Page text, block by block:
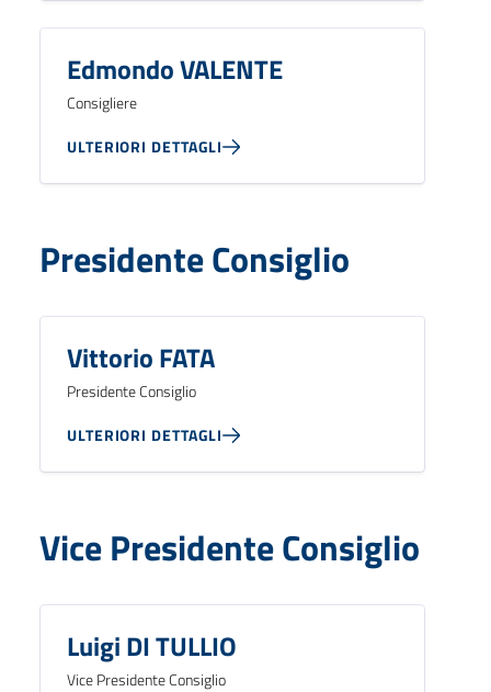
Edmondo VALENTE
Consigliere
ULTERIORI DETTAGLI
Presidente Consiglio
Vittorio FATA
Presidente Consiglio
ULTERIORI DETTAGLI
Vice Presidente Consiglio
Luigi DI TULLIO
Vice Presidente Consiglio